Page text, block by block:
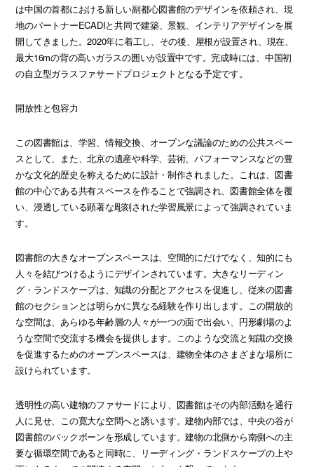
は中国の首都における新しい副都心図書館のデザインを依頼され、現
地のパートナーECADIと共同で建築、景観、インテリアデザインを展
開してきました。2020年に着工し、その後、屋根が設置され、現在、
最大16mの背の高いガラスの囲いが設置中です。完成時には、中国初
の自立型ガラスファサードプロジェクトとなる予定です。
開放性と包容力
この図書館は、学習、情報交換、オープンな議論のための公共スペー
スとして、また、北京の遺産や科学、芸術、パフォーマンスなどの豊
かな文化的歴史を称えるために設計・制作されました。これは、図書
館の中心である共有スペースを作ることで強調され、図書館全体を覆
い、浸透している顕著な彫刻された学習風景によって強調されていま
す。
図書館の大きなオープンスペースは、空間的にだけでなく、知的にも
人々を結びつけるようにデザインされています。大きなリーディン
グ・ランドスケープは、知識の分配とアクセスを促進し、従来の図書
館のセクションとは明らかに異なる経験を作り出します。この開放的
な空間は、あらゆる年齢層の人々が一つの面で出会い、円形劇場のよ
うな空間で交流する機会を提供します。このような交流と知識の交換
を促進するためのオープンスペースは、建物全体のさまざまな場所に
設けられています。
透明性の高い建物のファサードにより、図書館はその内部活動を通行
人に見せ、この寛大な空間へと誘います。建物内部では、中央の谷が
図書館のバックボーンを形成しています。建物の北側から南側への主
要な循環空間であると同時に、リーディング・ランドスケープの上や